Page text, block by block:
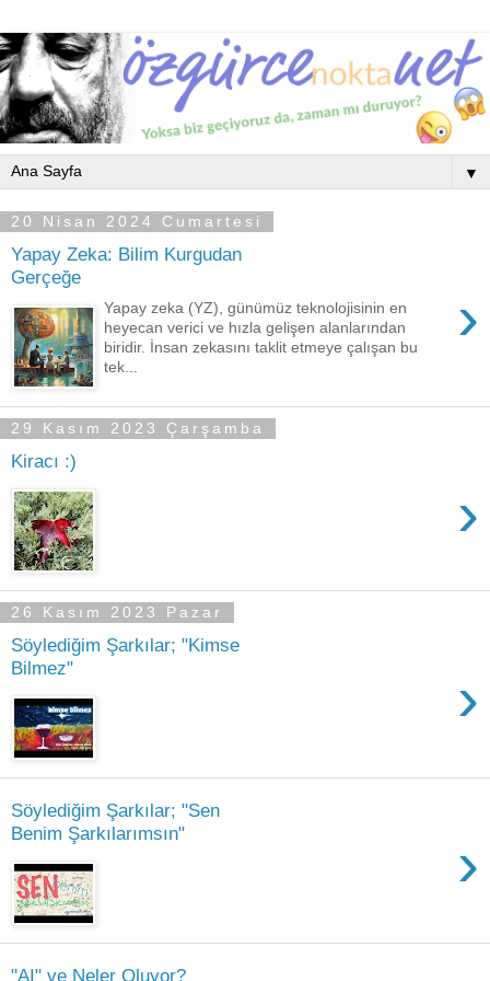
▼
20 Nisan 2024 Cumartesi
Yapay Zeka: Bilim Kurgudan
Gerçeğe
›
Yapay zeka (YZ), günümüz teknolojisinin en
heyecan verici ve hızla gelişen alanlarından
biridir. İnsan zekasını taklit etmeye çalışan bu
tek...
29 Kasım 2023 Çarşamba
Kiracı :)
›
26 Kasım 2023 Pazar
Söylediğim Şarkılar; "Kimse
Bilmez"
›
Söylediğim Şarkılar; "Sen
Benim Şarkılarımsın"
›
"AI" ve Neler Oluyor?